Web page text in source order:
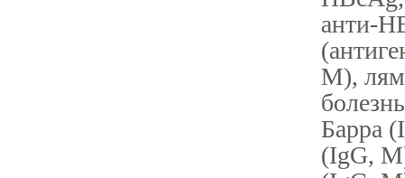
анти-
M),
Барра
(IgG,